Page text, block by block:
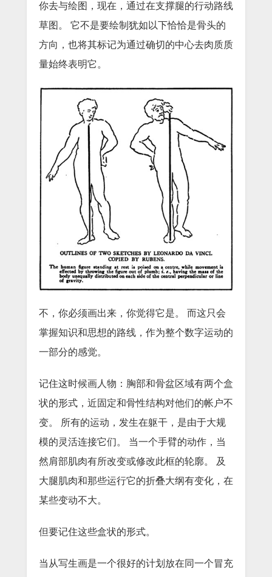
你去与绘图，现在，通过在支撑腿的行动路线
草图。
它不是要绘制犹如以下恰恰是骨头的
方向，也将其标记为通过确切的中心去肉质质
量始终表明它。
不，你必须画出来，你觉得它是。
而这只会
掌握知识和思想的路线，作为整个数字运动的
一部分的感觉。
记住这时候画人物：胸部和骨盆区域有两个盒
状的形式，近固定和骨性结构对他们的帐户不
变。
所有的运动，发生在躯干，是由于大规
模的灵活连接它们。
当一个手臂的动作，当
然肩部肌肉有所改变或修改此框的轮廓。
及
大腿肌肉和那些运行它的折叠大纲有变化，在
某些变动不大。
但要记住这些盒状的形式。
当从写生画是一个很好的计划放在同一个冒充